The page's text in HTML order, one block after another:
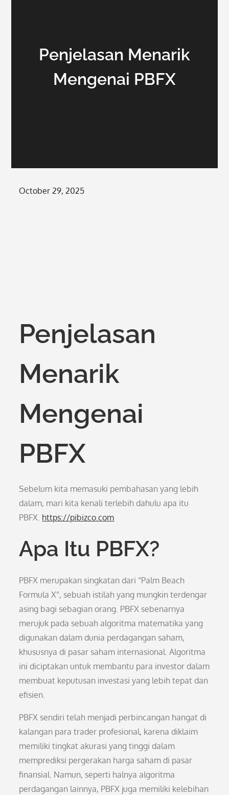
Penjelasan Menarik
Mengenai PBFX
Posted
October 29, 2025
Penjelasan
Menarik
Mengenai
PBFX
Sebelum kita memasuki pembahasan yang lebih
dalam, mari kita kenali terlebih dahulu apa itu
PBFX. https://pibizco.com
Apa Itu PBFX?
PBFX merupakan singkatan dari “Palm Beach
Formula X”, sebuah istilah yang mungkin terdengar
asing bagi sebagian orang. PBFX sebenarnya
merujuk pada sebuah algoritma matematika yang
digunakan dalam dunia perdagangan saham,
khususnya di pasar saham internasional. Algoritma
ini diciptakan untuk membantu para investor dalam
membuat keputusan investasi yang lebih tepat dan
efisien.
PBFX sendiri telah menjadi perbincangan hangat di
kalangan para trader profesional, karena diklaim
memiliki tingkat akurasi yang tinggi dalam
memprediksi pergerakan harga saham di pasar
finansial. Namun, seperti halnya algoritma
perdagangan lainnya, PBFX juga memiliki kelebihan